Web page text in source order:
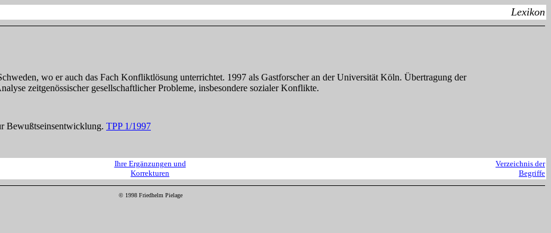
Lexikon
wo er auch das Fach Konfliktlösung unterrichtet. 1997 als Gastforscher an der Universität Köln. Übertragung der
zeitgenössischer gesellschaftlicher Probleme, insbesondere sozialer Konflikte.
Bewußtseinsentwicklung. TPP 1/1997
Ihre Ergänzungen und
Korrekturen
Verzeichnis der
Begriffe
© 1998 Friedhelm Pielage